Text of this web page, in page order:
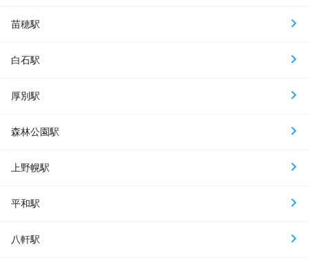
苗穂駅
白石駅
厚別駅
森林公園駅
上野幌駅
平和駅
八軒駅